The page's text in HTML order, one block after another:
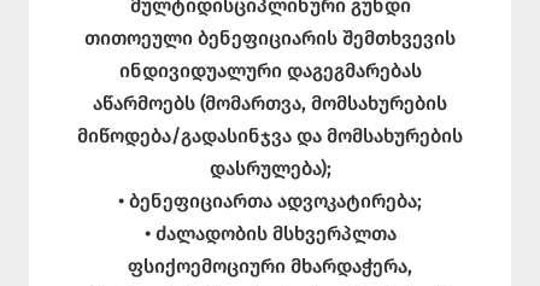
მულტიდისციპლინური გუნდი
თითოეული ბენეფიციარის შემთხვევის
ინდივიდუალური დაგეგმარებას
აწარმოებს (მომართვა, მომსახურების
მიწოდება/გადასინჯვა და მომსახურების
დასრულება);
• ბენეფიციართა ადვოკატირება;
• ძალადობის მსხვერპლთა
ფსიქოემოციური მხარდაჭერა,